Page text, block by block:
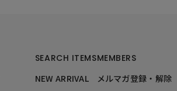
SEARCH ITEMS
NEW ARRIVAL
MEMBERS
メルマガ登録・解除